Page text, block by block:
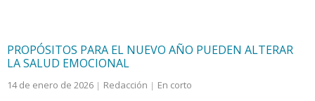
PROPÓSITOS PARA EL NUEVO AÑO PUEDEN ALTERAR
LA SALUD EMOCIONAL
14 de enero de 2026 Redacción
En corto